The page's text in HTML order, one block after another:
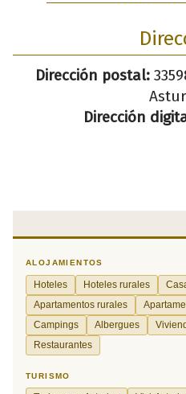
Dirección postal:
Dirección